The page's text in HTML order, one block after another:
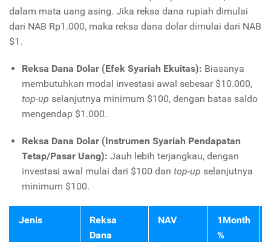
dalam mata uang asing. Jika reksa dana rupiah dimulai
dari NAB Rp1.000, maka reksa dana dolar dimulai dari NAB
$1.
Reksa Dana Dolar (Efek Syariah Ekuitas): Biasanya
membutuhkan modal investasi awal sebesar $10.000,
top-up selanjutnya minimum $100, dengan batas saldo
mengendap $1.000.
Reksa Dana Dolar (Instrumen Syariah Pendapatan
Tetap/Pasar Uang): Jauh lebih terjangkau, dengan
investasi awal mulai dari $100 dan top-up selanjutnya
minimum $100.
Jenis
Reksa
Dana
NAV
1Month
%